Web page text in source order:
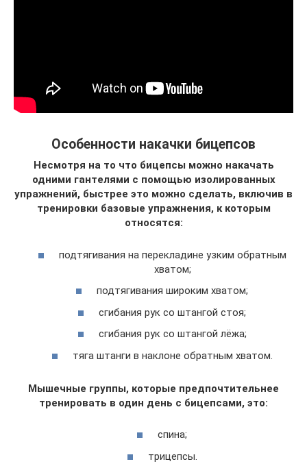
Особенности накачки бицепсов
Несмотря на то что бицепсы можно накачать
одними гантелями с помощью изолированных
упражнений, быстрее это можно сделать, включив в
тренировки базовые упражнения, к которым
относятся:
подтягивания на перекладине узким обратным
хватом;
подтягивания широким хватом;
сгибания рук со штангой стоя;
сгибания рук со штангой лёжа;
тяга штанги в наклоне обратным хватом.
Мышечные группы, которые предпочтительнее
тренировать в один день с бицепсами, это:
спина;
трицепсы.